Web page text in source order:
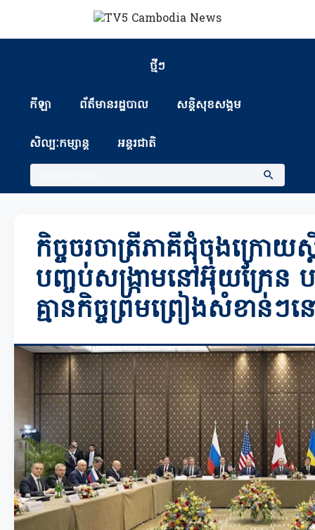
ថ្មីៗ
កីឡា ព័ត៏មានរដ្ឋបាល សន្តិសុខសង្គម
សិល្បៈកម្សាន្ត អន្តរជាតិ
កិច្ចចរចាត្រីភាគីជុំចុងក្រោយ
បញ្ចប់សង្រ្កាមនៅអ៊ុយក្រែន
គ្មានកិច្ចព្រមព្រៀងសំខាន់ៗន